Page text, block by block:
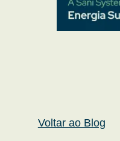
Voltar ao Blog